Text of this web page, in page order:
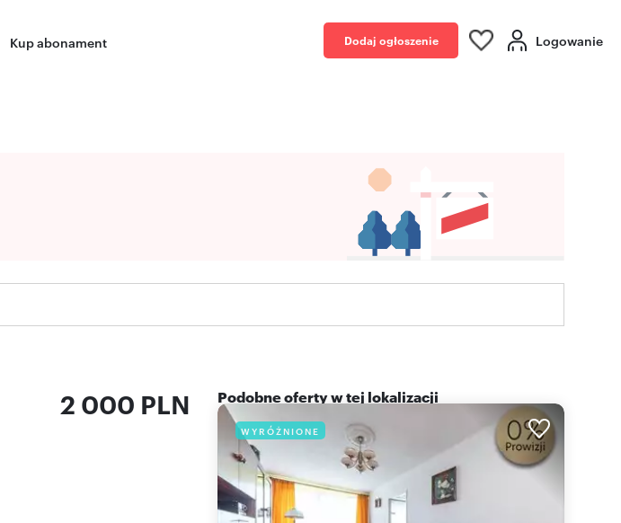
Kup abonament Dodaj ogłoszenie Logowanie
2 000 PLN Podobne oferty w tej lokalizacji
WYRÓŻNIONE